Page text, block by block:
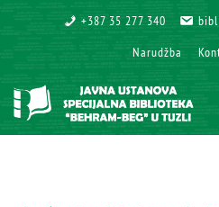
+387 35 277 340
+387 35 277 340
Narudžba
Narudžba